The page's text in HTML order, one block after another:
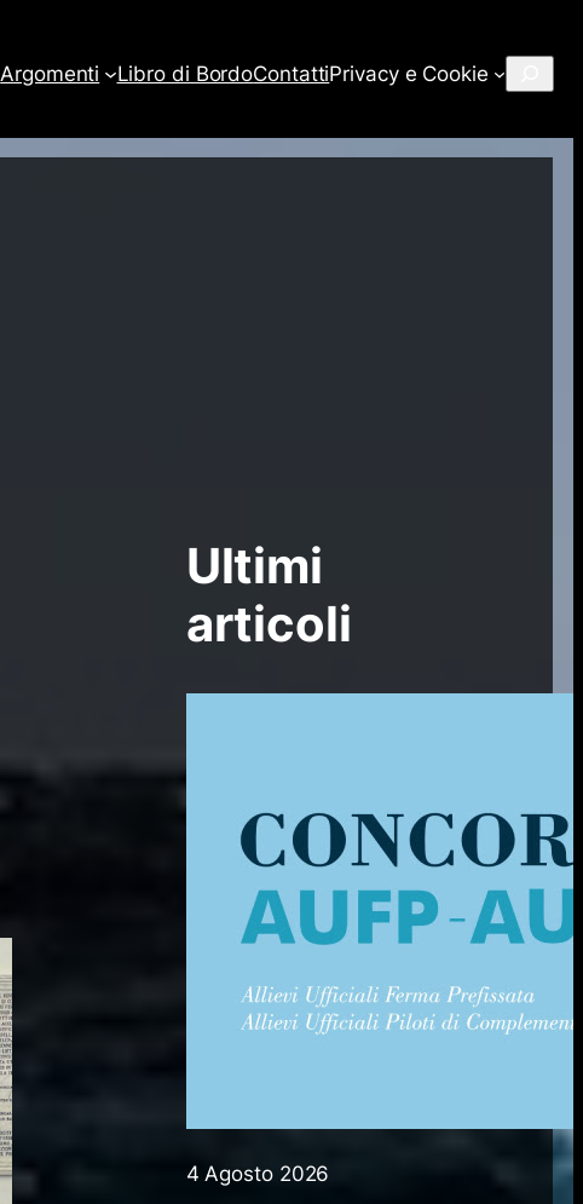
Argomenti Libro di BordoContattiPrivacy e Cookie
Ultimi
articoli
4 Agosto 2026